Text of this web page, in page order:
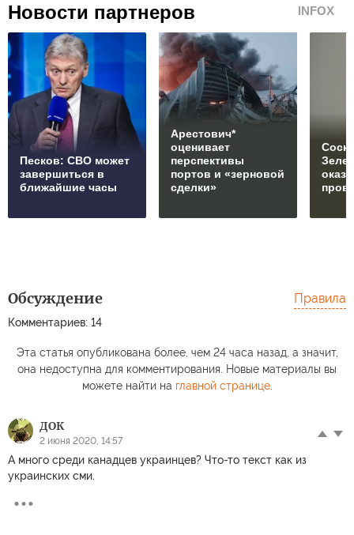
Новости партнеров INFOX
Песков: СВО может
завершиться в
ближайшие часы
Арестович*
оценивает
перспективы
портов и «зерновой
сделки»
Обсуждение
Комментариев: 14
Правила
Эта статья опубликована более, чем 24 часа назад, а значит,
она недоступна для комментирования. Новые материалы вы
можете найти на главной странице.
ДОК
2 июня 2020, 14:57
А много среди канадцев украинцев? Что-то текст как из
украинских сми.